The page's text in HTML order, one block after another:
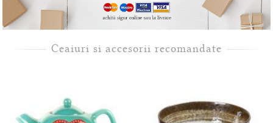
Ceaiuri si accesorii recomandate